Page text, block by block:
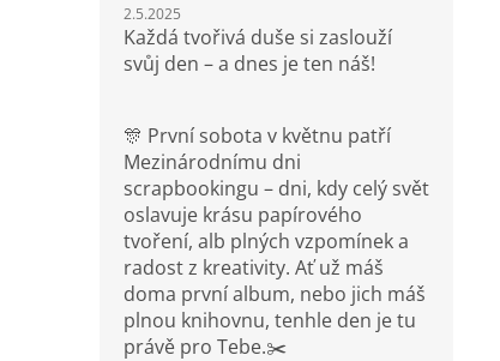
2.5.2025
Každá tvořivá duše si zaslouží
svůj den – a dnes je ten náš!
🎊 První sobota v květnu patří
Mezinárodnímu dni
scrapbookingu – dni, kdy celý svět
oslavuje krásu papírového
tvoření, alb plných vzpomínek a
radost z kreativity. Ať už máš
doma první album, nebo jich máš
plnou knihovnu, tenhle den je tu
právě pro Tebe.✂️